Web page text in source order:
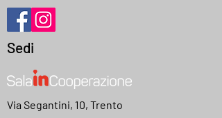
Sedi
Via Segantini, 10, Trento